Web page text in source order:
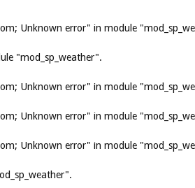
Unknown error" in module
"mod_sp_weather".
Unknown error" in module
Unknown error" in module
Unknown error" in module